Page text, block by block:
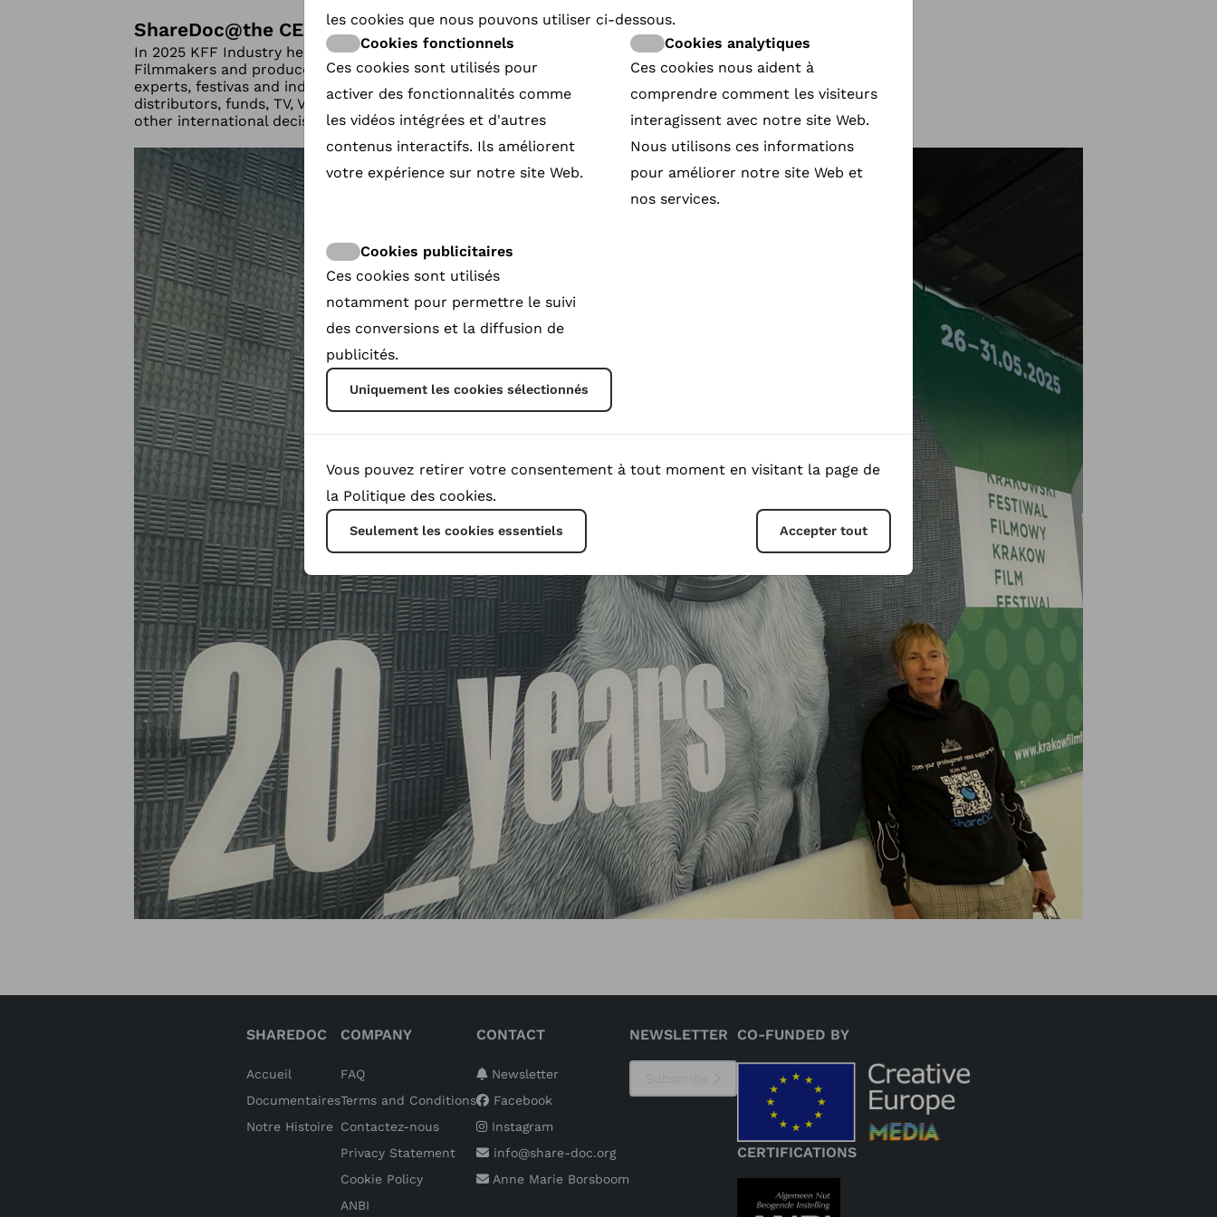
ShareDoc@the CEDOC market
In 2025 KFF Industry held on-site from 26th till 31st May.
Filmmakers and producers of documentary, animated and short films will meet the
experts, festivas and industry events programmers, sales agents,
distributors, funds, TV, VOD and online platoform representatives and
other international decision makers.
SHAREDOC
Accueil
Documentaires
Notre Histoire
COMPANY
FAQ
Terms and Conditions
Contactez-nous
Privacy Statement
Cookie Policy
ANBI
CONTACT
Newsletter
Facebook
Instagram
info@share-doc.org
Anne Marie Borsboom
NEWSLETTER CO-FUNDED BY
CERTIFICATIONS
les cookies que nous pouvons utiliser ci-dessous.
Cookies fonctionnels
Ces cookies sont utilisés pour
activer des fonctionnalités comme
les vidéos intégrées et d'autres
contenus interactifs. Ils améliorent
votre expérience sur notre site Web.
Cookies analytiques
Ces cookies nous aident à
comprendre comment les visiteurs
interagissent avec notre site Web.
Nous utilisons ces informations
pour améliorer notre site Web et
nos services.
Cookies publicitaires
Ces cookies sont utilisés
notamment pour permettre le suivi
des conversions et la diffusion de
publicités.
Uniquement les cookies sélectionnés
Vous pouvez retirer votre consentement à tout moment en visitant la page de
la Politique des cookies.
Seulement les cookies essentiels Accepter tout